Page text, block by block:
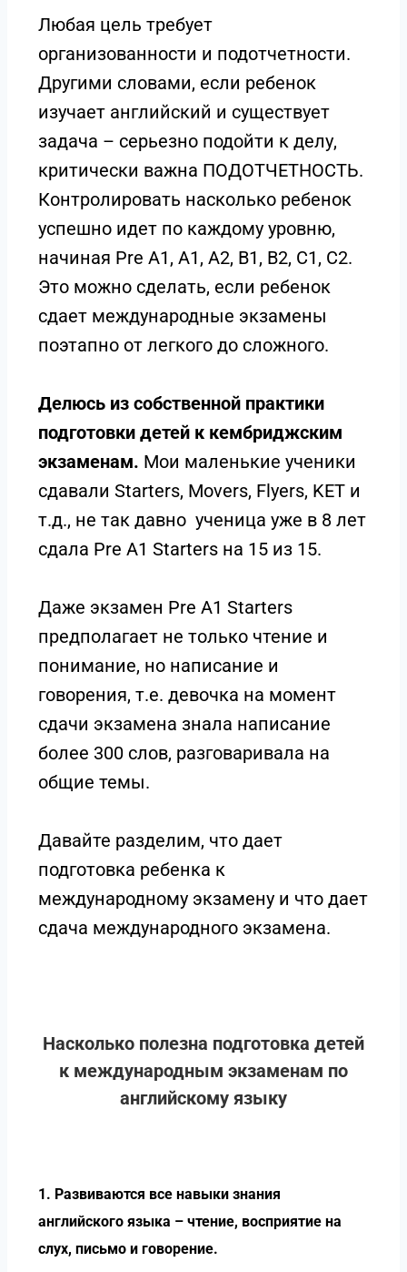
Любая цель требует
организованности и подотчетности.
Другими словами, если ребенок
изучает английский и существует
задача – серьезно подойти к делу,
критически важна ПОДОТЧЕТНОСТЬ.
Контролировать насколько ребенок
успешно идет по каждому уровню,
начиная Pre A1, A1, A2, B1, B2, C1, C2.
Это можно сделать, если ребенок
сдает международные экзамены
поэтапно от легкого до сложного.
Делюсь из собственной практики
подготовки детей к кембриджским
экзаменам. Мои маленькие ученики
сдавали Starters, Movers, Flyers, KET и
т.д., не так давно ученица уже в 8 лет
сдала Pre A1 Starters на 15 из 15.
Даже экзамен Pre A1 Starters
предполагает не только чтение и
понимание, но написание и
говорения, т.е. девочка на момент
сдачи экзамена знала написание
более 300 слов, разговаривала на
общие темы.
Давайте разделим, что дает
подготовка ребенка к
международному экзамену и что дает
сдача международного экзамена.
Насколько полезна подготовка детей
к международным экзаменам по
английскому языку
1. Развиваются все навыки знания
английского языка – чтение, восприятие на
слух, письмо и говорение.